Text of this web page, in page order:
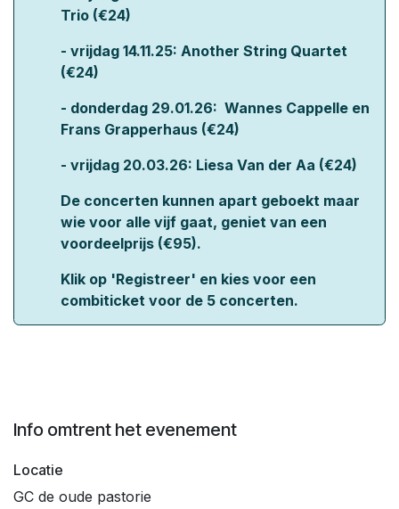
Trio (€24)
- vrijdag 14.11.25: Another String Quartet
(€24)
- donderdag 29.01.26: Wannes Cappelle en
Frans Grapperhaus (€24)
- vrijdag 20.03.26: Liesa Van der Aa (€24)
De concerten kunnen apart geboekt maar
wie voor alle vijf gaat, geniet van een
voordeelprijs (€95).
Klik op 'Registreer' en kies voor een
combiticket voor de 5 concerten.
Info omtrent het evenement
Locatie
GC de oude pastorie